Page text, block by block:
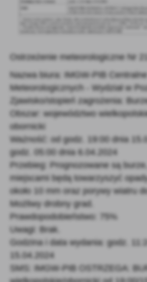
Firmy te działają w charakterze pośredników
Ostrzeżenie meteorologiczne Nr 21
Nazwa biura: IMGW-PIB
Meteorologicznych - Wydział w
Zjawisko/stopień zagrożenia:
Obszar: województwo
obornicki
Ważność: od godz. 19:00 dnia
godz. 05:00 dnia 6.04.2024
Przebieg: Prognozowane są
miejscami będą towarzyszyć
około 10 mm oraz porywy wiatru
Możliwy drobny grad.
Prawdopodobieństwo: 75%
Uwagi: Brak.
Godzina i data wydania: godz.
15.04.2024
SMS: IMGW-PIB OSTRZEGA: